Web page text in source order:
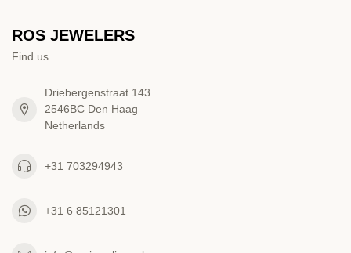
ROS JEWELERS
Find us
Driebergenstraat 143
2546BC Den Haag
Netherlands
+31 703294943
+31 6 85121301